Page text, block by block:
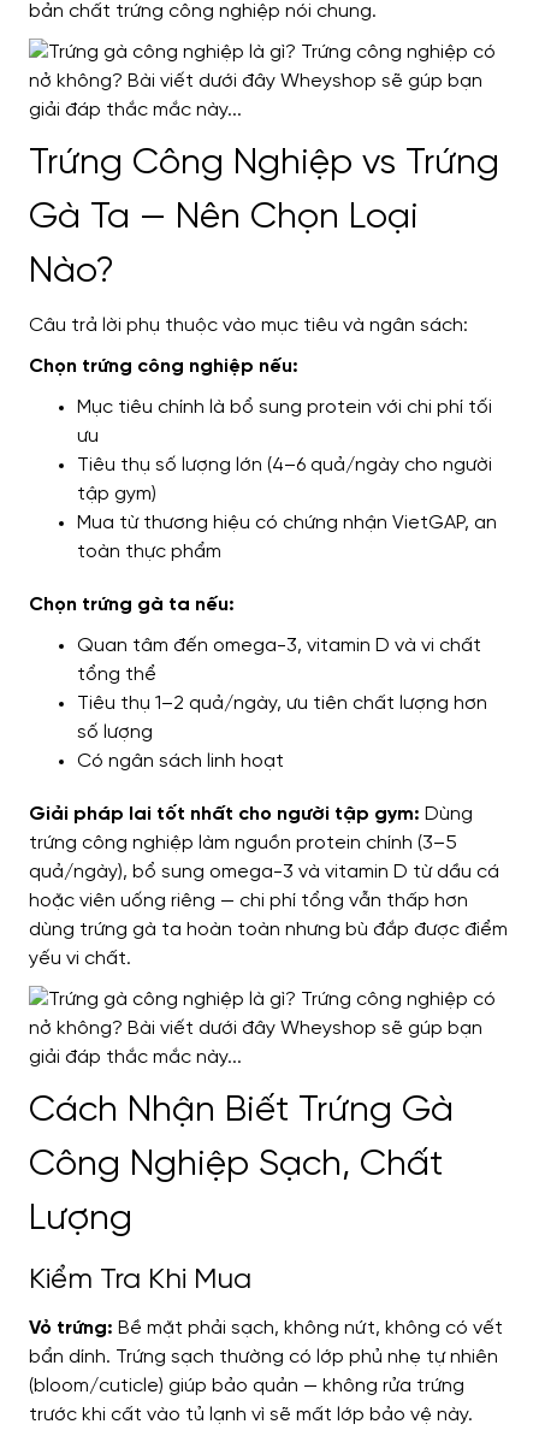
bản chất trứng công nghiệp nói chung.
Trứng Công Nghiệp vs Trứng
Gà Ta — Nên Chọn Loại
Nào?
Câu trả lời phụ thuộc vào mục tiêu và ngân sách:
Chọn trứng công nghiệp nếu:
Mục tiêu chính là bổ sung protein với chi phí tối
ưu
Tiêu thụ số lượng lớn (4–6 quả/ngày cho người
tập gym)
Mua từ thương hiệu có chứng nhận VietGAP, an
toàn thực phẩm
Chọn trứng gà ta nếu:
Quan tâm đến omega-3, vitamin D và vi chất
tổng thể
Tiêu thụ 1–2 quả/ngày, ưu tiên chất lượng hơn
số lượng
Có ngân sách linh hoạt
Giải pháp lai tốt nhất cho người tập gym: Dùng
trứng công nghiệp làm nguồn protein chính (3–5
quả/ngày), bổ sung omega-3 và vitamin D từ dầu cá
hoặc viên uống riêng — chi phí tổng vẫn thấp hơn
dùng trứng gà ta hoàn toàn nhưng bù đắp được điểm
yếu vi chất.
Cách Nhận Biết Trứng Gà
Công Nghiệp Sạch, Chất
Lượng
Kiểm Tra Khi Mua
Vỏ trứng: Bề mặt phải sạch, không nứt, không có vết
bẩn dính. Trứng sạch thường có lớp phủ nhẹ tự nhiên
(bloom/cuticle) giúp bảo quản — không rửa trứng
trước khi cất vào tủ lạnh vì sẽ mất lớp bảo vệ này.